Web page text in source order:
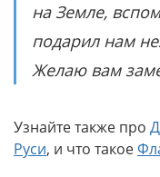
на Земле,
подарил нам
Желаю вам
Узнайте также про
Руси, и что такое